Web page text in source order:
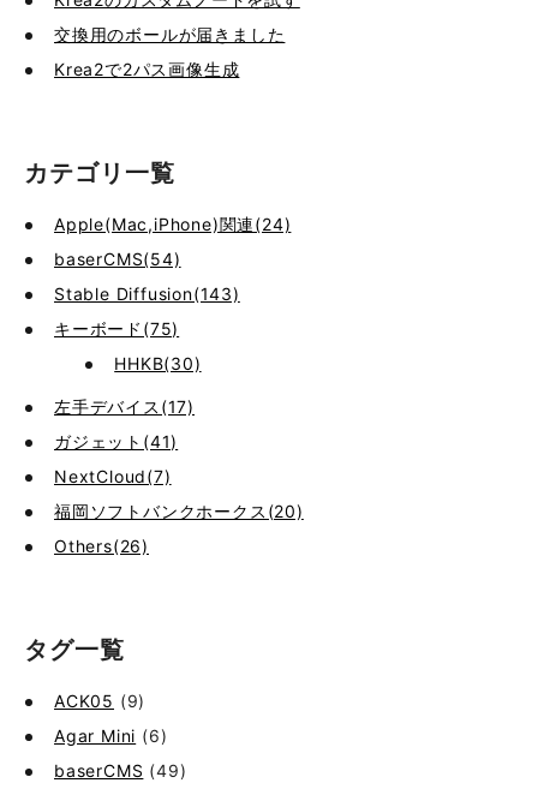
交換用のボールが届きました
Krea2で2パス画像生成
カテゴリ一覧
Apple(Mac,iPhone)関連(24)
baserCMS(54)
Stable Diffusion(143)
キーボード(75)
HHKB(30)
左手デバイス(17)
ガジェット(41)
NextCloud(7)
福岡ソフトバンクホークス(20)
Others(26)
タグ一覧
ACK05 (9)
Agar Mini (6)
baserCMS (49)